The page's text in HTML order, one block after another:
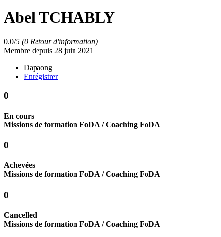
Abel TCHABLY
0.0/5 (0 Retour d'information)
Membre depuis 28 juin 2021
Dapaong
Enrégistrer
0
En cours
Missions de formation FoDA / Coaching FoDA
0
Achevées
Missions de formation FoDA / Coaching FoDA
0
Cancelled
Missions de formation FoDA / Coaching FoDA